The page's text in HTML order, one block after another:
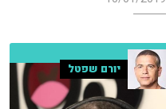
יורם שפטל